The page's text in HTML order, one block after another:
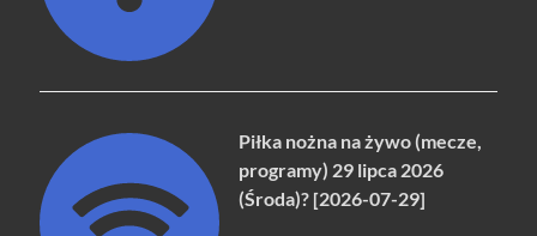
Piłka nożna na żywo (mecze,
programy) 29 lipca 2026
(Środa)? [2026-07-29]